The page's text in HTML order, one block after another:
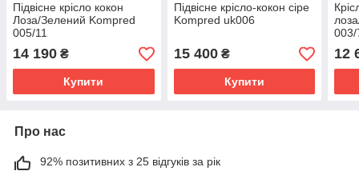
Підвісне крісло кокон
Лоза/Зелений Kompred
005/11
14 190 ₴
Купити
Підвісне крісло-кокон сіре
Kompred uk006
15 400₴
Купити
003/
12
Про нас
92% позитивних з 25 відгуків за рік